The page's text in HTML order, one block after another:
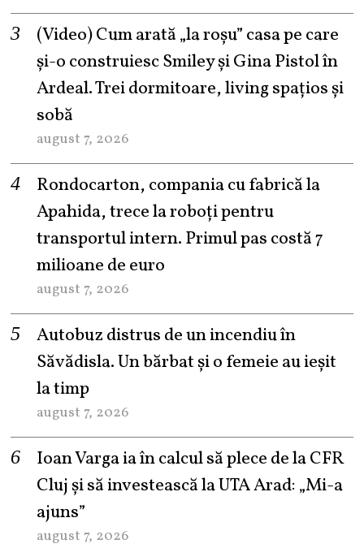
(Video) Cum arată „la roşu” casa pe care
şi-o construiesc Smiley şi Gina Pistol în
Ardeal. Trei dormitoare, living spațios și
sobă
august 7, 2026
Rondocarton, compania cu fabrică la
Apahida, trece la roboți pentru
transportul intern. Primul pas costă 7
milioane de euro
august 7, 2026
Autobuz distrus de un incendiu în
Săvădisla. Un bărbat și o femeie au ieșit
la timp
august 7, 2026
Ioan Varga ia în calcul să plece de la CFR
Cluj și să investească la UTA Arad: „Mi-a
ajuns”
august 7, 2026